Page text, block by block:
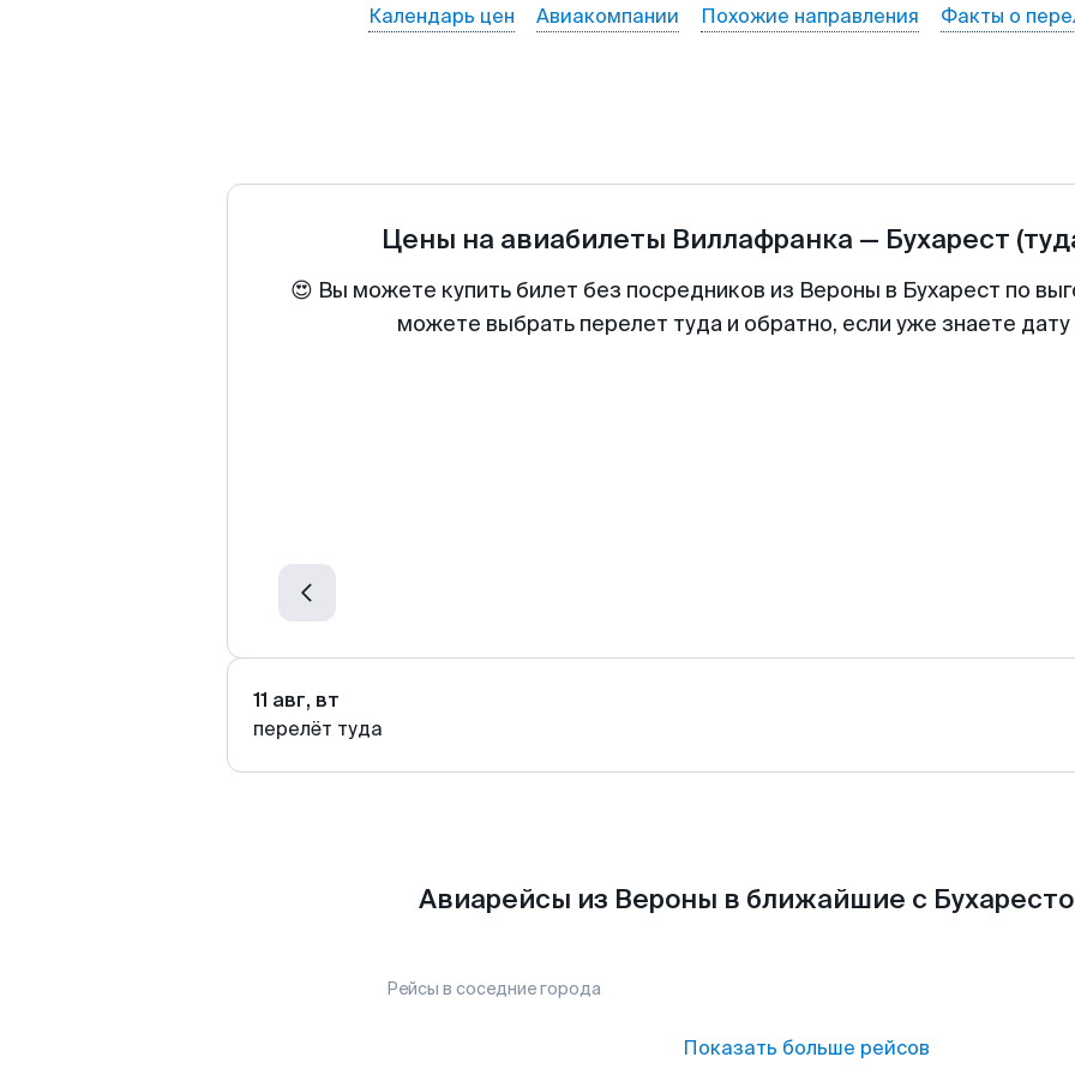
Календарь цен Авиакомпании Похожие направления Факты о
Цены на авиабилеты Виллафранка — Бухарест
😍 Вы можете купить билет без посредников из Вероны в Бухарест по
можете выбрать перелет туда и обратно, если уже знаете
11 авг, вт
перелёт туда
Авиарейсы из Вероны в ближайшие с
Рейсы в соседние города
Показать больше рейсов